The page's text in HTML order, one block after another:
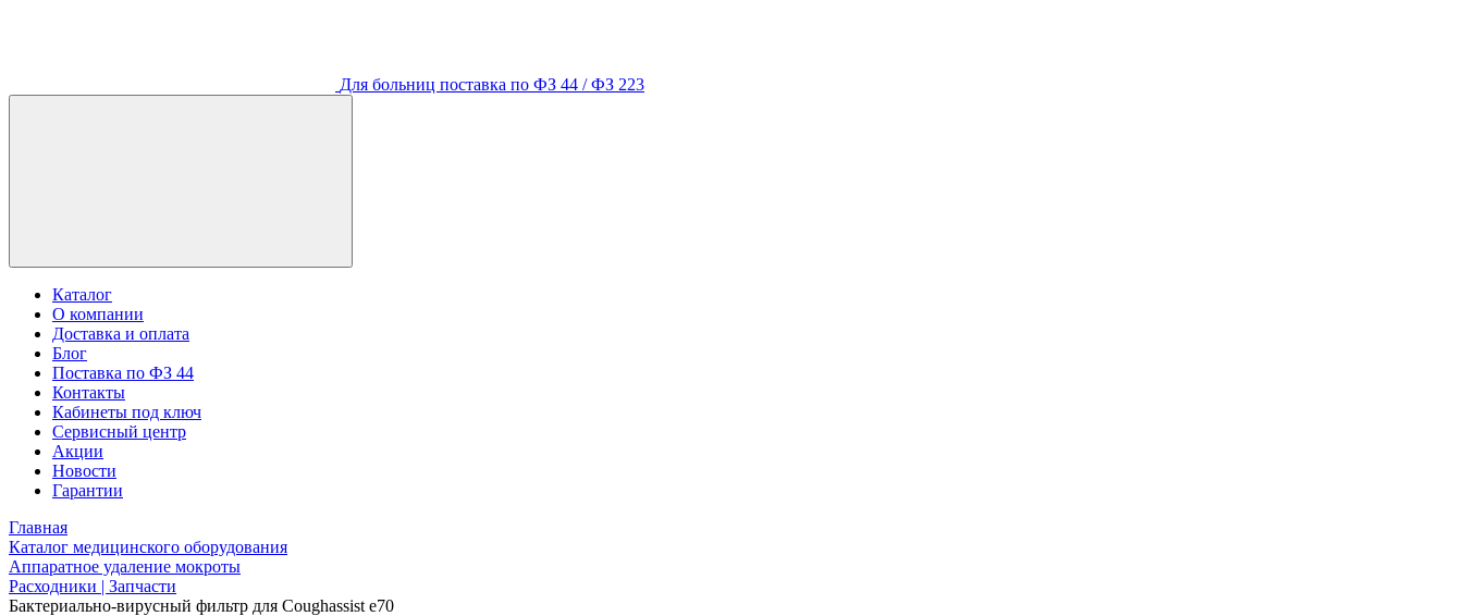
Для больниц поставка по ФЗ 44 / ФЗ 223
Каталог
О компании
Доставка и оплата
Блог
Поставка по ФЗ 44
Контакты
Кабинеты под ключ
Сервисный центр
Акции
Новости
Гарантии
Главная
Каталог медицинского оборудования
Аппаратное удаление мокроты
Расходники | Запчасти
Бактериально-вирусный фильтр для Coughassist e70